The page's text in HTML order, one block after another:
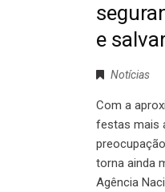
e
Notícias
Com a
festas mais
torna ainda
Agência